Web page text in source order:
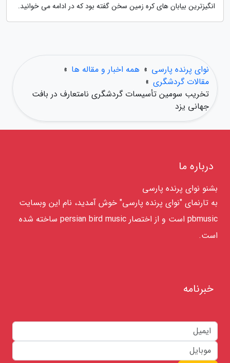
انگیزترین بیابان های کره زمین سخن گفته بود که در ادامه می خوانید.
نوای پرنده پارسی » همه اخبار و مقاله ها »
مقالات گردشگری »
تخریب سومین تأسیسات گردشگری نامتعارف در بافت
جهانی یزد
درباره ما
بشنو نوای پرنده پارسی
به تارنمای "نوای پرنده پارسی" خوش آمدید، نام این وبسایت
pbmusic است و از اختصار persian bird music ساخته شده
است.
خبرنامه